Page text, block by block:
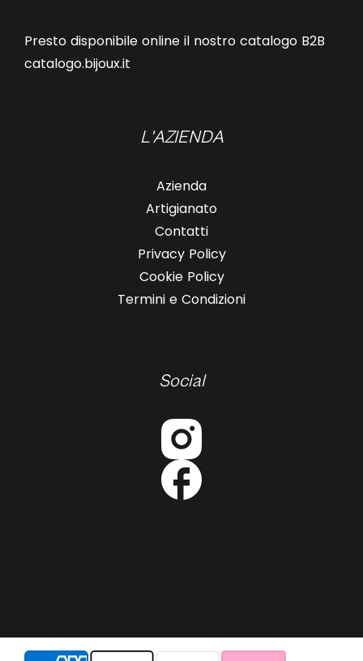
Presto disponibile online il nostro catalogo B2B
catalogo.bijoux.it
L'AZIENDA
Azienda
Artigianato
Contatti
Privacy Policy
Cookie Policy
Termini e Condizioni
Social